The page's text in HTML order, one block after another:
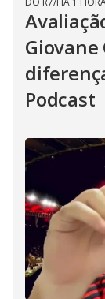
Giovane
Podcast